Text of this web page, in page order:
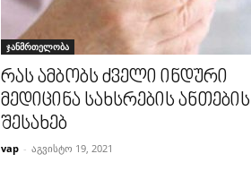
ჯანმრთელობა
რას ამბობს ძველი ინდური
მედიცინა სახსრების ანთების
შესახებ
vap - აგვისტო 19, 2021